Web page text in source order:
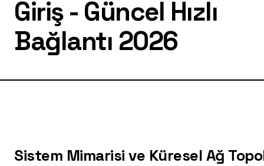
Giriş - Güncel Hızlı
Bağlantı 2026
Sistem Mimarisi ve Küresel Ağ